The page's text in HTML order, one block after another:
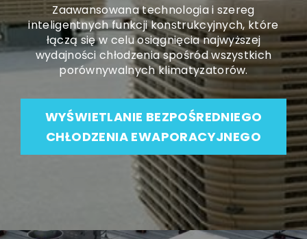
Zaawansowana technologia i szereg
inteligentnych funkcji konstrukcyjnych, które
łączą się w celu osiągnięcia najwyższej
wydajności chłodzenia spośród wszystkich
porównywalnych klimatyzatorów.
WYŚWIETLANIE BEZPOŚREDNIEGO
CHŁODZENIA EWAPORACYJNEGO